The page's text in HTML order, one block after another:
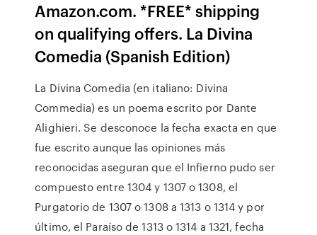
Amazon.com. *FREE* shipping
on qualifying offers. La Divina
Comedia (Spanish Edition)
La Divina Comedia (en italiano: Divina
Commedia) es un poema escrito por Dante
Alighieri. Se desconoce la fecha exacta en que
fue escrito aunque las opiniones más
reconocidas aseguran que el Infierno pudo ser
compuesto entre 1304 y 1307 o 1308, el
Purgatorio de 1307 o 1308 a 1313 o 1314 y por
último, el Paraíso de 1313 o 1314 a 1321, fecha